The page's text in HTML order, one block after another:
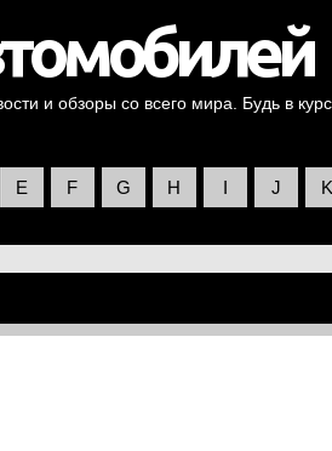
и обзоры со всего мира. Будь в
E F G H I J K